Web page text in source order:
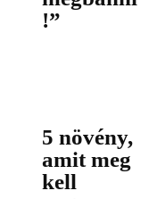
!”
5 növény,
amit meg
kell